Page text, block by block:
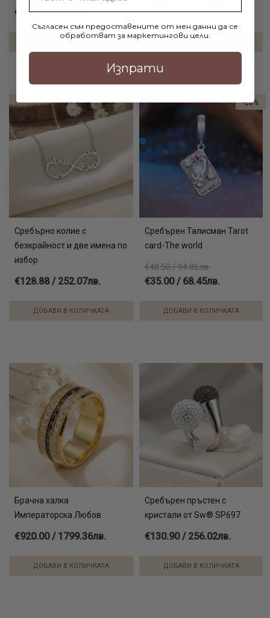
€86.50 / 169.18лв.
ДОБАВИ В КОЛИЧКАТА ДОБАВИ В КОЛИЧКАТА
Сребърно колие с
безкрайност и две имена по
избор
€128.88 / 252.07лв.
ДОБАВИ В КОЛИЧКАТА
Сребърен Талисман Tarot
card-The world
€48.50 / 94.86лв.
€35.00 / 68.45лв.
ДОБАВИ В КОЛИЧКАТА
-28%
Брачна халка
Императорска Любов
€920.00 / 1799.36лв.
ДОБАВИ В КОЛИЧКАТА
Сребърен пръстен с
кристали от Sw® SP697
€130.90 / 256.02лв.
ДОБАВИ В КОЛИЧКАТА
Съгласен съм предоставените от мен данни да се
обработват за маркетингови цели.
Изпрати